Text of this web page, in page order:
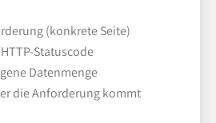
(konkrete Seite)
Statuscode
Datenmenge
die Anforderung kommt